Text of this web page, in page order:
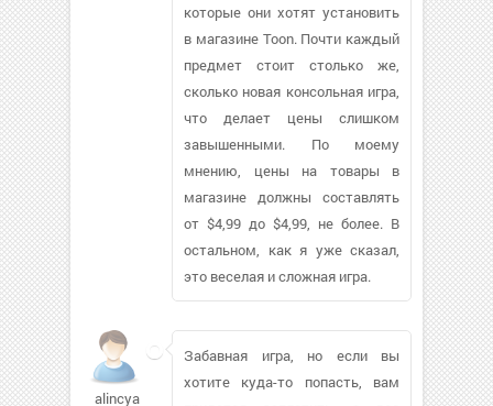
которые они хотят установить
в магазине Toon. Почти каждый
предмет стоит столько же,
сколько новая консольная игра,
что делает цены слишком
завышенными. По моему
мнению, цены на товары в
магазине должны составлять
от $4,99 до $4,99, не более. В
остальном, как я уже сказал,
это веселая и сложная игра.
alincya
Забавная игра, но если вы
хотите куда-то попасть, вам